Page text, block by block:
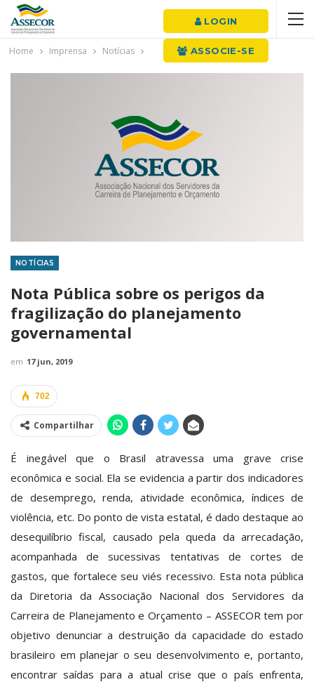
LOGIN
ASSOCIE-SE
Home Imprensa Notícias
NOTÍCIAS
Nota Pública sobre os perigos da
fragilização do planejamento
governamental
em 17 jun, 2019
702
Compartilhar
É inegável que o Brasil atravessa uma grave crise
econômica e social. Ela se evidencia a partir dos indicadores
de desemprego, renda, atividade econômica, índices de
violência, etc. Do ponto de vista estatal, é dado destaque ao
desequilíbrio fiscal, causado pela queda da arrecadação,
acompanhada de sucessivas tentativas de cortes de
gastos, que fortalece seu viés recessivo. Esta nota pública
da Diretoria da Associação Nacional dos Servidores da
Carreira de Planejamento e Orçamento – ASSECOR tem por
objetivo denunciar a destruição da capacidade do estado
brasileiro em planejar o seu desenvolvimento e, portanto,
encontrar saídas para a atual crise que o país enfrenta,